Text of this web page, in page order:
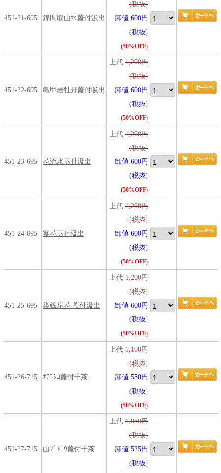
451-21-695 錦間取山水蓋付汲出
(税抜)
卸値 600円
(税抜)
(50%OFF)
451-22-695 亀甲岩牡丹蓋付吸出
上代 1,200円
(税抜)
卸値 600円
(税抜)
(50%OFF)
451-23-695 花流水蓋付汲出
上代 1,200円
(税抜)
卸値 600円
(税抜)
(50%OFF)
451-24-695 宴花蓋付汲出
上代 1,200円
(税抜)
卸値 600円
(税抜)
(50%OFF)
451-25-695 染錦扇花 蓋付汲出
上代 1,200円
(税抜)
卸値 600円
(税抜)
(50%OFF)
451-26-715 ﾅﾃﾞｼｺ蓋付千茶
上代 1,100円
(税抜)
卸値 550円
(税抜)
(50%OFF)
451-27-715 山ﾌﾞﾄﾞｳ蓋付千茶
上代 1,050円
(税抜)
卸値 525円
(税抜)